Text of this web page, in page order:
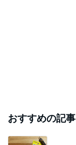
おすすめの記事